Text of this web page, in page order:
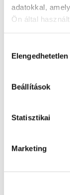
adatokkal,
Ön által
kiválasztása
Elengedhetetlen
Beállítások
Statisztikai
Marketing
Koronavírus
Pénzügyek
Polgári jog